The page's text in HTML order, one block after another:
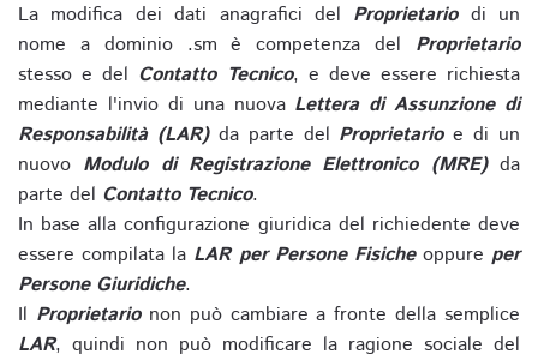
La modifica dei dati anagrafici del Proprietariodi un
nome a dominio .sm è competenza del Proprietario
stesso e del Contatto Tecnico, e deve essere richiesta
mediante l'invio di una nuova Lettera di Assunzione di
Responsabilità (LAR)da parte del Proprietarioe di un
nuovo Modulo di Registrazione Elettronico (MRE)da
parte del Contatto Tecnico.
In base alla configurazione giuridica del richiedente deve
essere compilata la LAR per Persone Fisicheoppure per
Persone Giuridiche.
Il Proprietarionon può cambiare a fronte della semplice
LAR, quindi non può modificare la ragione sociale del